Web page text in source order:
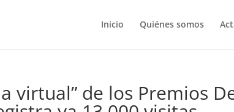
Inicio Quiénes somos
virtual” de los Premios